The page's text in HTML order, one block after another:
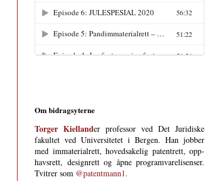
Om bidragsyterne
Torger Kiellander professor ved Det Juri­diske
fakultet ved Uni­versi­tetet i Bergen. Han jobber
med immateria­l­rett, hoved­­sakelig patent­­rett, opp­
havs­­­rett, design­rett og åpne program­vare­lisenser.
Tvitrer som @patentmann1.